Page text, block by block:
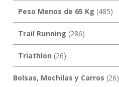
Peso Menos de 65 Kg (485)
Trail Running (286)
Triathlon (26)
Bolsas, Mochilas y Carros (26)